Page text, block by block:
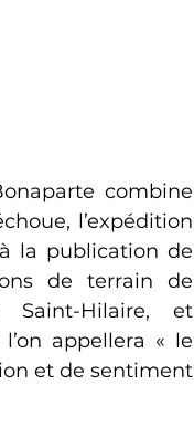
combine
l’expédition
la publication de
de terrain de
Hilaire, et
appellera « le
et de sentiment